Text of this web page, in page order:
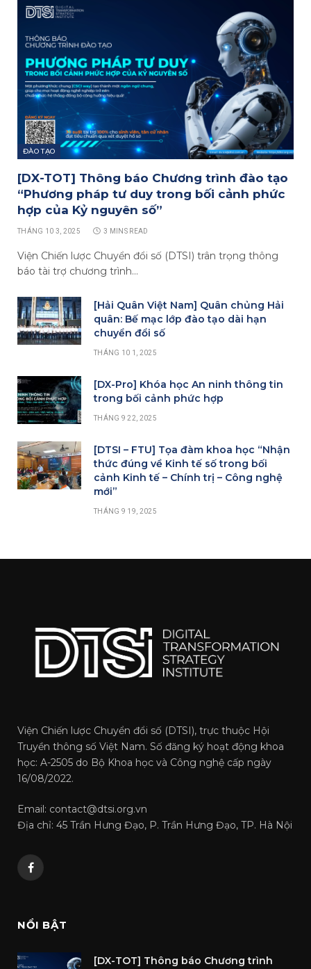
ĐÀO TẠO
[DX-TOT] Thông báo Chương trình đào tạo
“Phương pháp tư duy trong bối cảnh phức
hợp của Kỷ nguyên số”
THÁNG 10 3, 2025 3 MINS READ
Viện Chiến lược Chuyển đổi số (DTSI) trân trọng thông
báo tài trợ chương trình…
[Hải Quân Việt Nam] Quân chủng Hải
quân: Bế mạc lớp đào tạo dài hạn
chuyển đổi số
THÁNG 10 1, 2025
[DX-Pro] Khóa học An ninh thông tin
trong bối cảnh phức hợp
THÁNG 9 22, 2025
[DTSI – FTU] Tọa đàm khoa học “Nhận
thức đúng về Kinh tế số trong bối
cảnh Kinh tế – Chính trị – Công nghệ
mới”
THÁNG 9 19, 2025
Viện Chiến lược Chuyển đổi số (DTSI), trực thuộc Hội
Truyền thông số Việt Nam. Số đăng ký hoạt động khoa
học: A-2505 do Bộ Khoa học và Công nghệ cấp ngày
16/08/2022.
Email: contact@dtsi.org.vn
Địa chỉ: 45 Trần Hưng Đạo, P. Trần Hưng Đạo, TP. Hà Nội
Facebook
NỔI BẬT
[DX-TOT] Thông báo Chương trình